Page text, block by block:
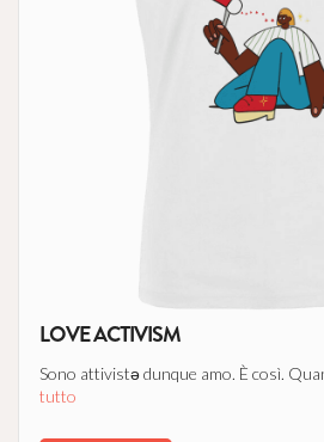
LOVE ACTIVISM
Sono attivistə dunque amo. È così.
tutto